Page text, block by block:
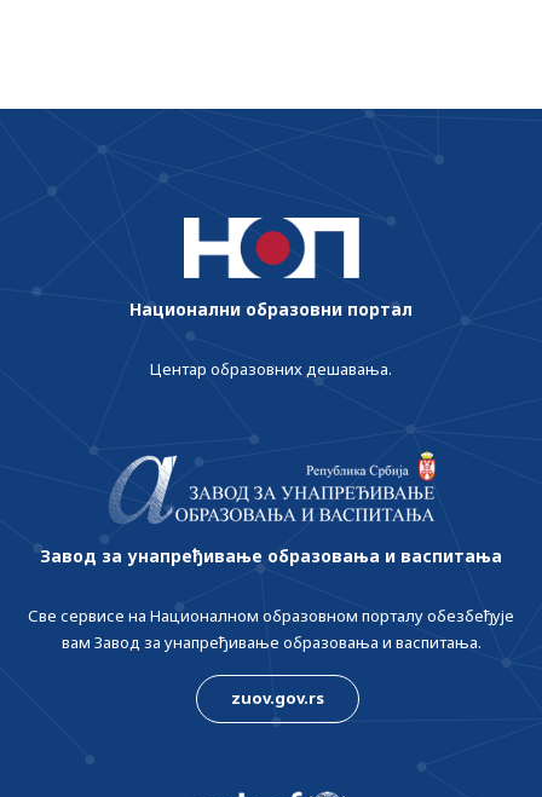
Национални образовни портал
Центар образовних дешавања.
Завод за унапређивање образовања и васпитања
Све сервисе на Националном образовном порталу обезбеђује
вам Завод за унапређивање образовања и васпитања.
zuov.gov.rs